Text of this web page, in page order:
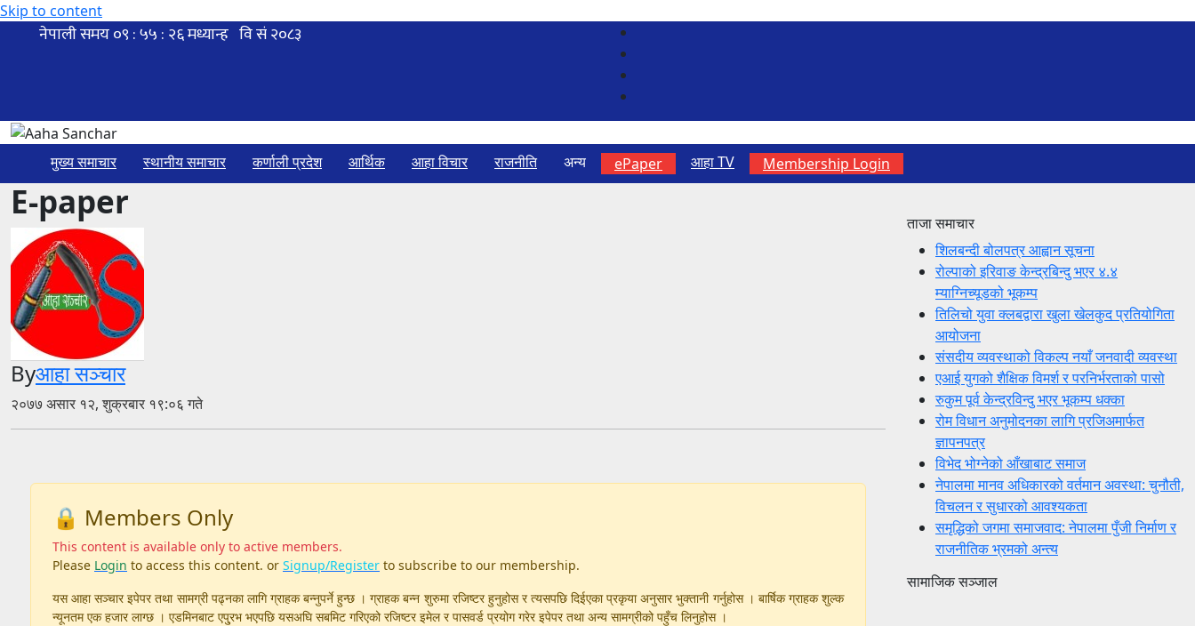
Skip to content
मुख्य समाचार स्थानीय समाचार कर्णाली प्रदेश आर्थिक आहा विचार राजनीति अन्य ePaper आहा TV Membership Login
E-paper
Byआहा सञ्चार
२०७७ असार १२, शुक्रबार १९:०६ गते
🔒 Members Only
This content is available only to active members.
Please Login to access this content. or Signup/Register to subscribe to our membership.
यस आहा सञ्चार इपेपर तथा सामग्री पढ्नका लागि ग्राहक बन्नुपर्ने हुन्छ । ग्राहक बन्न शुरुमा रजिष्टर हुनुहोस र त्यसपछि दिईएका प्रकृया अनुसार भुक्तानी गर्नुहोस । बार्षिक ग्राहक शुल्क
न्यूनतम एक हजार लाग्छ । एडमिनबाट एपु्रभ भएपछि यसअघि सबमिट गरिएको रजिष्टर इमेल र पासवर्ड प्रयोग गरेर इपेपर तथा अन्य सामग्रीको पहुँच लिनुहोस ।
ताजा समाचार
शिलबन्दी बोलपत्र आह्वान सूचना
रोल्पाको इरिवाङ केन्द्रबिन्दु भएर ४.४
म्याग्निच्यूडको भूकम्प
तिलिचो युवा क्लबद्वारा खुला खेलकुद प्रतियोगिता
आयोजना
संसदीय व्यवस्थाको विकल्प नयाँ जनवादी व्यवस्था
एआई युगको शैक्षिक विमर्श र परनिर्भरताको पासो
रुकुम पूर्व केन्द्रविन्दु भएर भूकम्प धक्का
रोम विधान अनुमोदनका लागि प्रजिअमार्फत
ज्ञापनपत्र
विभेद भोग्नेको आँखाबाट समाज
नेपालमा मानव अधिकारको वर्तमान अवस्था: चुनौती,
विचलन र सुधारको आवश्यकता
समृद्धिको जगमा समाजवाद: नेपालमा पुँजी निर्माण र
राजनीतिक भ्रमको अन्त्य
सामाजिक सञ्जाल